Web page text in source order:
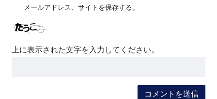
メールアドレス、サイトを保存する。
上に表示された文字を入力してください。